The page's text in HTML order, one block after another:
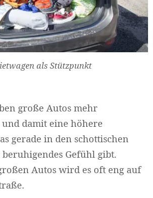
als Stützpunkt
große Autos mehr
damit eine höhere
gerade in den schottischen
Gefühl gibt.
Autos wird es oft eng auf